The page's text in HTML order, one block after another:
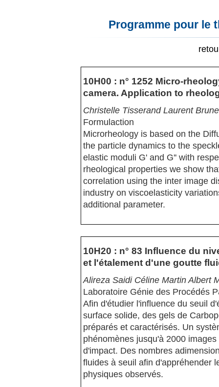
Programme pour le
10H00 : n° 1252 Micro-
camera. Application to
Christelle Tisserand Laurent
Formulaction
Microrheology is based on the
the particle dynamics to the
elastic moduli G' and G'' with
rheological properties we show
correlation using the inter image
industry on viscoelasticity
additional parameter.
10H20 : n° 83 Influence du
et l'étalement d'une goutte
Alireza Saidi Céline Martin Albert
Laboratoire Génie des Procédés
Afin d'étudier l'influence du seuil
surface solide, des gels de
préparés et caractérisés. Un
phénomènes jusqu'à 2000
d'impact. Des nombres
fluides à seuil afin d'appréhender
physiques observés.